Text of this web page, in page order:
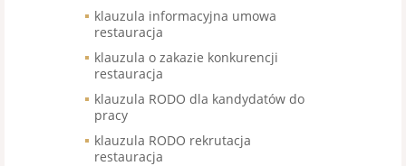
klauzula informacyjna umowa
restauracja
klauzula o zakazie konkurencji
restauracja
klauzula RODO dla kandydatów do
pracy
klauzula RODO rekrutacja
restauracja